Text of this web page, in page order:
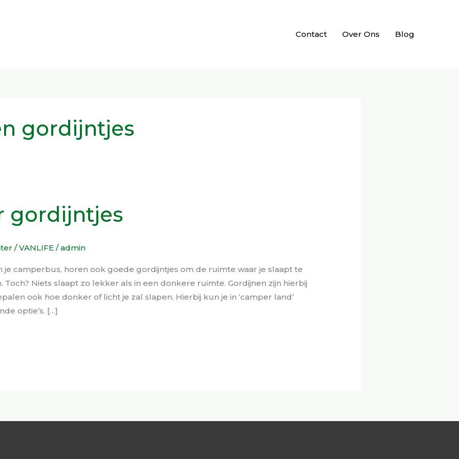
Contact Over Ons Blog
gordijntjes
gordijntjes
/VANLIFE /admin
je camperbus, horen ook goede gordijntjes om de ruimte waar je slaapt te
Toch? Niets slaapt zo lekker als in een donkere ruimte. Gordijnen zijn hierbij
ook hoe donker of licht je zal slapen. Hierbij kun je in ‘camper land’
optie’s. […]